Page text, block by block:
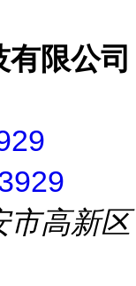
限公司
市高新区